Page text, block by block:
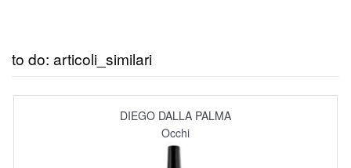
to do: articoli_similari
DIEGO DALLA PALMA
Occhi